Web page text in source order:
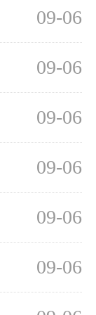
09-06
09-06
09-06
09-06
09-06
09-06